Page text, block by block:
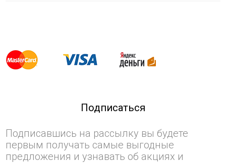
Подписаться
Подписавшись на рассылку вы будете
первым получать самые выгодные
предложения и узнавать об акциях и